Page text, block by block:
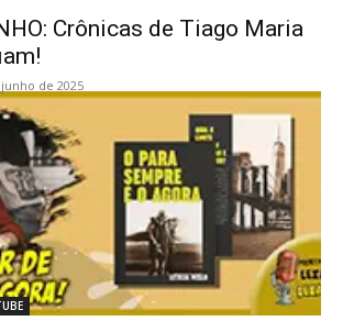
Crônicas de Tiago Maria
de 2025